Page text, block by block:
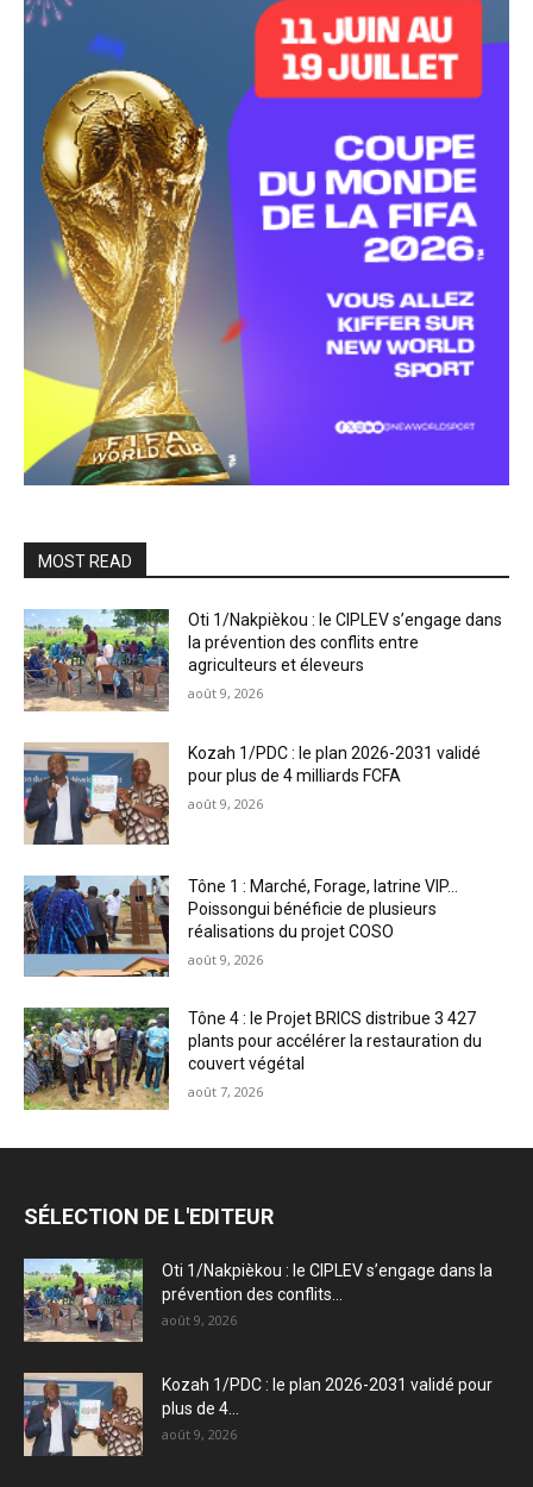
MOST READ
Oti 1/Nakpièkou : le CIPLEV s’engage dans
la prévention des conflits entre
agriculteurs et éleveurs
août 9, 2026
Kozah 1/PDC : le plan 2026-2031 validé
pour plus de 4 milliards FCFA
août 9, 2026
Tône 1 : Marché, Forage, latrine VIP…
Poissongui bénéficie de plusieurs
réalisations du projet COSO
août 9, 2026
Tône 4 : le Projet BRICS distribue 3 427
plants pour accélérer la restauration du
couvert végétal
août 7, 2026
SÉLECTION DE L'EDITEUR
Oti 1/Nakpièkou : le CIPLEV s’engage dans la
prévention des conflits...
août 9, 2026
Kozah 1/PDC : le plan 2026-2031 validé pour
plus de 4...
août 9, 2026